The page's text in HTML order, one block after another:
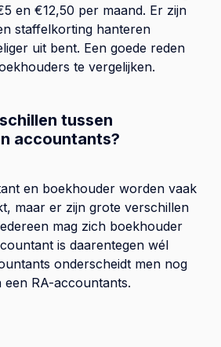
en €12,50 per maand. Er zijn
staffelkorting hanteren
uit bent. Een goede reden
te vergelijken.
tussen
accountants?
en boekhouder worden vaak
maar er zijn grote verschillen
mag zich boekhouder
is daarentegen wél
onderscheidt men nog
RA-accountants.